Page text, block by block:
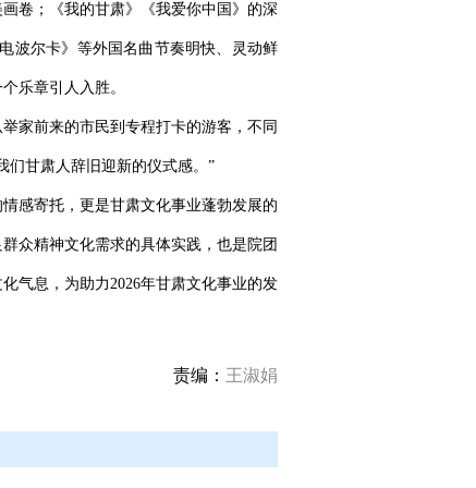
卷；《我的甘肃》《我爱你中国》的深
波尔卡》等外国名曲节奏明快、灵动鲜
乐章引人入胜。
家前来的市民到专程打卡的游客，不同
们甘肃人辞旧迎新的仪式感。”
感寄托，更是甘肃文化事业蓬勃发展的
众精神文化需求的具体实践，也是院团
气息，为助力2026年甘肃文化事业的发
责编： 王淑娟